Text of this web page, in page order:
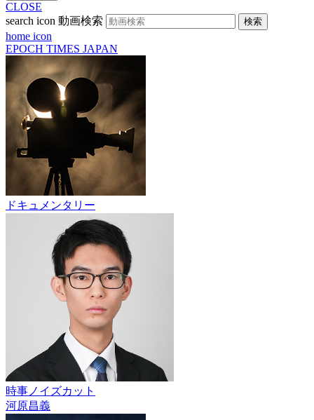
CLOSE
search icon 動画検索
home icon
EPOCH TIMES JAPAN
ドキュメンタリー
時事ノイズカット
河原昌義